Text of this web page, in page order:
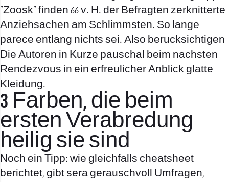
„Zoosk“ finden 66 v. H. der Befragten zerknitterte
Anziehsachen am Schlimmsten. So lange
parece entlang nichts sei. Also berucksichtigen
Die Autoren in Kurze pauschal beim nachsten
Rendezvous in ein erfreulicher Anblick glatte
Kleidung.
3 Farben, die beim
ersten Verabredung
heilig sie sind
Noch ein Tipp: wie gleichfalls cheatsheet
berichtet, gibt sera gerauschvoll Umfragen,